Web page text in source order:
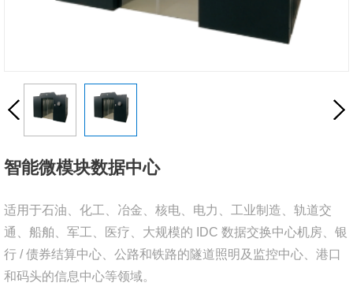
智能微模块数据中心
适用于石油、化工、冶金、核电、电力、工业制造、轨道交
通、船舶、军工、医疗、大规模的 IDC 数据交换中心机房、银
行 / 债券结算中心、公路和铁路的隧道照明及监控中心、港口
和码头的信息中心等领域。